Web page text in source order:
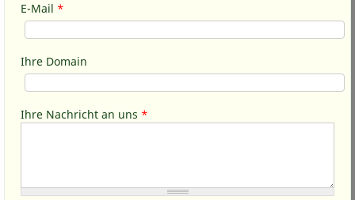
E-Mail *
Ihre Domain
Ihre Nachricht an uns *